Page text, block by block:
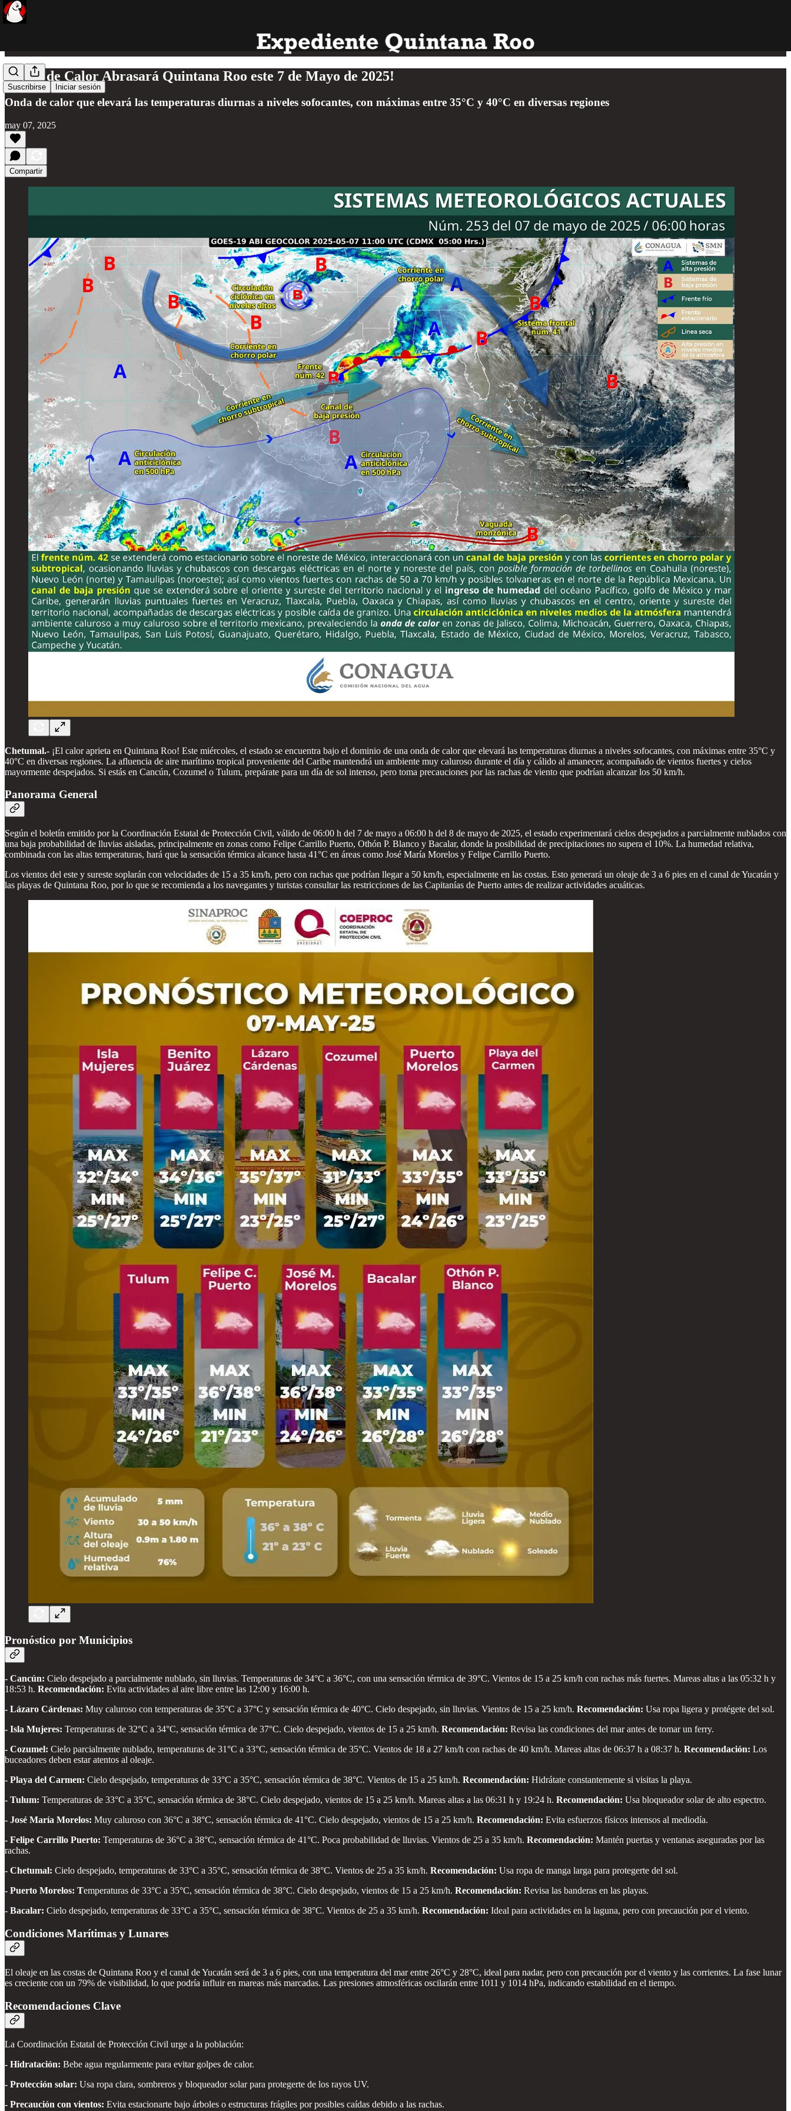
Suscribirse Iniciar sesión
¡Onda de Calor Abrasará Quintana Roo este 7 de Mayo de 2025!
Onda de calor que elevará las temperaturas diurnas a niveles sofocantes, con máximas entre 35°C y 40°C en diversas regiones
may 07, 2025
Compartir
Chetumal.- ¡El calor aprieta en Quintana Roo! Este miércoles, el estado se encuentra bajo el dominio de una onda de calor que elevará las temperaturas diurnas a niveles sofocantes, con máximas entre 35°C y
40°C en diversas regiones. La afluencia de aire marítimo tropical proveniente del Caribe mantendrá un ambiente muy caluroso durante el día y cálido al amanecer, acompañado de vientos fuertes y cielos
mayormente despejados. Si estás en Cancún, Cozumel o Tulum, prepárate para un día de sol intenso, pero toma precauciones por las rachas de viento que podrían alcanzar los 50 km/h.
Panorama General
Según el boletín emitido por la Coordinación Estatal de Protección Civil, válido de 06:00 h del 7 de mayo a 06:00 h del 8 de mayo de 2025, el estado experimentará cielos despejados a parcialmente nublados con
una baja probabilidad de lluvias aisladas, principalmente en zonas como Felipe Carrillo Puerto, Othón P. Blanco y Bacalar, donde la posibilidad de precipitaciones no supera el 10%. La humedad relativa,
combinada con las altas temperaturas, hará que la sensación térmica alcance hasta 41°C en áreas como José María Morelos y Felipe Carrillo Puerto.
Los vientos del este y sureste soplarán con velocidades de 15 a 35 km/h, pero con rachas que podrían llegar a 50 km/h, especialmente en las costas. Esto generará un oleaje de 3 a 6 pies en el canal de Yucatán y
las playas de Quintana Roo, por lo que se recomienda a los navegantes y turistas consultar las restricciones de las Capitanías de Puerto antes de realizar actividades acuáticas.
Pronóstico por Municipios
- Cancún: Cielo despejado a parcialmente nublado, sin lluvias. Temperaturas de 34°C a 36°C, con una sensación térmica de 39°C. Vientos de 15 a 25 km/h con rachas más fuertes. Mareas altas a las 05:32 h y
18:53 h. Recomendación: Evita actividades al aire libre entre las 12:00 y 16:00 h.
- Lázaro Cárdenas: Muy caluroso con temperaturas de 35°C a 37°C y sensación térmica de 40°C. Cielo despejado, sin lluvias. Vientos de 15 a 25 km/h. Recomendación: Usa ropa ligera y protégete del sol.
- Isla Mujeres: Temperaturas de 32°C a 34°C, sensación térmica de 37°C. Cielo despejado, vientos de 15 a 25 km/h. Recomendación: Revisa las condiciones del mar antes de tomar un ferry.
- Cozumel: Cielo parcialmente nublado, temperaturas de 31°C a 33°C, sensación térmica de 35°C. Vientos de 18 a 27 km/h con rachas de 40 km/h. Mareas altas de 06:37 h a 08:37 h. Recomendación: Los
buceadores deben estar atentos al oleaje.
- Playa del Carmen: Cielo despejado, temperaturas de 33°C a 35°C, sensación térmica de 38°C. Vientos de 15 a 25 km/h. Recomendación: Hidrátate constantemente si visitas la playa.
- Tulum: Temperaturas de 33°C a 35°C, sensación térmica de 38°C. Cielo despejado, vientos de 15 a 25 km/h. Mareas altas a las 06:31 h y 19:24 h. Recomendación: Usa bloqueador solar de alto espectro.
- José María Morelos: Muy caluroso con 36°C a 38°C, sensación térmica de 41°C. Cielo despejado, vientos de 15 a 25 km/h. Recomendación: Evita esfuerzos físicos intensos al mediodía.
- Felipe Carrillo Puerto: Temperaturas de 36°C a 38°C, sensación térmica de 41°C. Poca probabilidad de lluvias. Vientos de 25 a 35 km/h. Recomendación: Mantén puertas y ventanas aseguradas por las
rachas.
- Chetumal: Cielo despejado, temperaturas de 33°C a 35°C, sensación térmica de 38°C. Vientos de 25 a 35 km/h. Recomendación: Usa ropa de manga larga para protegerte del sol.
- Puerto Morelos: Temperaturas de 33°C a 35°C, sensación térmica de 38°C. Cielo despejado, vientos de 15 a 25 km/h. Recomendación: Revisa las banderas en las playas.
- Bacalar: Cielo despejado, temperaturas de 33°C a 35°C, sensación térmica de 38°C. Vientos de 25 a 35 km/h. Recomendación: Ideal para actividades en la laguna, pero con precaución por el viento.
Condiciones Marítimas y Lunares
El oleaje en las costas de Quintana Roo y el canal de Yucatán será de 3 a 6 pies, con una temperatura del mar entre 26°C y 28°C, ideal para nadar, pero con precaución por el viento y las corrientes. La fase lunar
es creciente con un 79% de visibilidad, lo que podría influir en mareas más marcadas. Las presiones atmosféricas oscilarán entre 1011 y 1014 hPa, indicando estabilidad en el tiempo.
Recomendaciones Clave
La Coordinación Estatal de Protección Civil urge a la población:
- Hidratación: Bebe agua regularmente para evitar golpes de calor.
- Protección solar: Usa ropa clara, sombreros y bloqueador solar para protegerte de los rayos UV.
- Precaución con vientos: Evita estacionarte bajo árboles o estructuras frágiles por posibles caídas debido a las rachas.